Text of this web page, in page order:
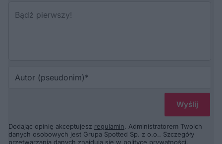
Dodając opinię akceptujesz regulamin. Administratorem Twoich
danych osobowych jest Grupa Spotted Sp. z o.o.. Szczegóły
przetwarzania danych znajdują się w polityce prywatności.